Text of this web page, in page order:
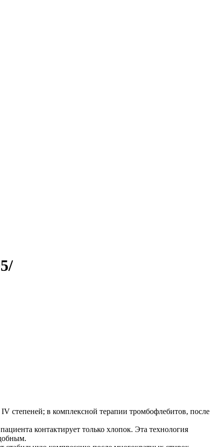
степеней; в комплексной терапии тромбофлебитов, после
контактирует только хлопок. Эта технология